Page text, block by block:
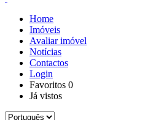
Home
Imóveis
Avaliar imóvel
Notícias
Contactos
Login
Favoritos 0
Já vistos